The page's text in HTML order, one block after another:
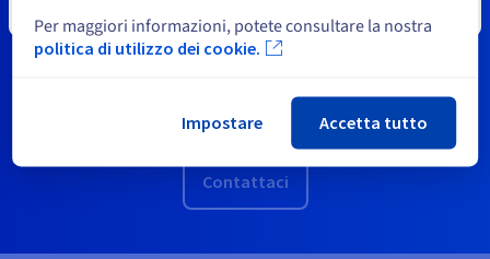
Contattaci per scoprire come
possiamo aiutarti nelle diverse
fasi del ciclo di vita dei dati
Contattaci
Per maggiori informazioni, potete consultare la nostra
politica di utilizzo dei cookie.
Impostare Accetta tutto